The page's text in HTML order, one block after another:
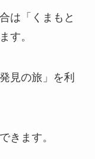
は「くまもと
す。
見の旅」を利
きます。